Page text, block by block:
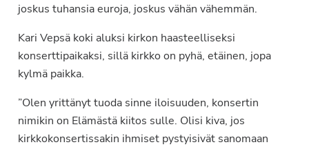
joskus tuhansia euroja, joskus vähän vähemmän.
Kari Vepsä koki aluksi kirkon haasteelliseksi
konserttipaikaksi, sillä kirkko on pyhä, etäinen, jopa
kylmä paikka.
”Olen yrittänyt tuoda sinne iloisuuden, konsertin
nimikin on Elämästä kiitos sulle. Olisi kiva, jos
kirkkokonsertissakin ihmiset pystyisivät sanomaan